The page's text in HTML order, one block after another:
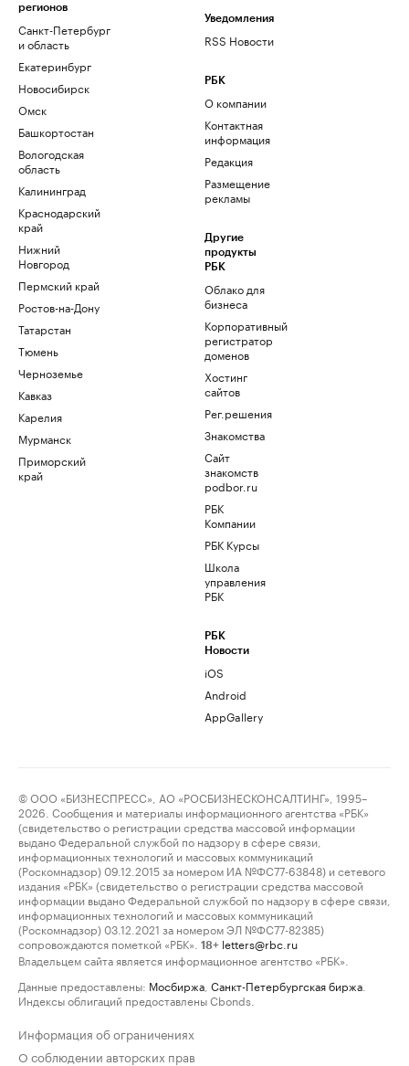
регионов
Санкт-Петербург
и область
Екатеринбург
Новосибирск
Омск
Башкортостан
Вологодская
область
Калининград
Краснодарский
край
Нижний
Новгород
Пермский край
Ростов-на-Дону
Татарстан
Тюмень
Черноземье
Кавказ
Карелия
Мурманск
Приморский
край
Уведомления
RSS Новости
РБК
О компании
Контактная
информация
Редакция
Размещение
рекламы
Другие
продукты
РБК
Облако для
бизнеса
Корпоративный
регистратор
доменов
Хостинг
сайтов
Рег.решения
Знакомства
Сайт
знакомств
podbor.ru
РБК
Компании
РБК Курсы
Школа
управления
РБК
РБК
Новости
iOS
Android
AppGallery
© ООО «БИЗНЕСПРЕСС», АО «РОСБИЗНЕСКОНСАЛТИНГ», 1995–
2026. Сообщения и материалы информационного агентства «РБК»
(свидетельство о регистрации средства массовой информации
выдано Федеральной службой по надзору в сфере связи,
информационных технологий и массовых коммуникаций
(Роскомнадзор) 09.12.2015 за номером ИА №ФС77-63848) и сетевого
издания «РБК» (свидетельство о регистрации средства массовой
информации выдано Федеральной службой по надзору в сфере связи,
информационных технологий и массовых коммуникаций
(Роскомнадзор) 03.12.2021 за номером ЭЛ №ФС77-82385)
сопровождаются пометкой «РБК».
18+ letters@rbc.ru
Владельцем сайта является информационное агентство «РБК».
Данные предоставлены: Мосбиржа Санкт-Петербургская биржа
Индексы облигаций предоставлены Cbonds.
Информация об ограничениях
О соблюдении авторских прав